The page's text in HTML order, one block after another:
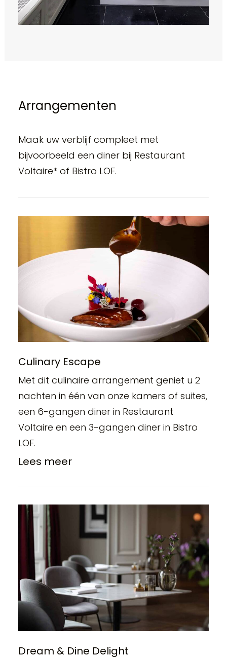
Arrangementen
Maak uw verblijf compleet met
bijvoorbeeld een diner bij Restaurant
Voltaire* of Bistro LOF.
Culinary Escape
Met dit culinaire arrangement geniet u 2
nachten in één van onze kamers of suites,
een 6-gangen diner in Restaurant
Voltaire en een 3-gangen diner in Bistro
LOF.
Lees meer
Dream & Dine Delight